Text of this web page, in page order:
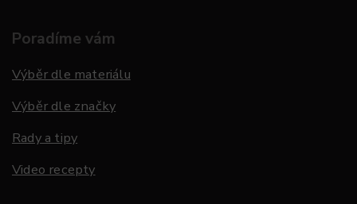
Poradíme vám
Výběr dle materiálu
Výběr dle značky
Rady a tipy
Video recepty